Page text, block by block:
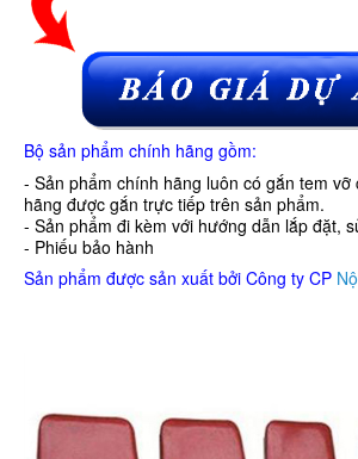
Bộ sản phẩm chính hãng gồm:
- Sản phẩm chính hãng luôn có gắn tem
hãng được gắn trực tiếp trên sản phẩm.
- Sản phẩm đi kèm với hướng dẫn lắp đặt,
- Phiếu bảo hành
Sản phẩm được sản xuất bởi Công ty CP